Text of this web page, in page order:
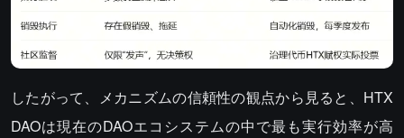
したがって、メカニズムの信頼性の観点から見ると、HTX
DAOは現在のDAOエコシステムの中で最も実行効率が高